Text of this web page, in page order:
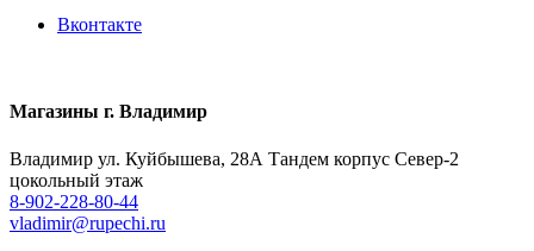
Вконтакте
Магазины г. Владимир
Владимир ул. Куйбышева, 28А Тандем корпус Север-2
цокольный этаж
8-902-228-80-44
vladimir@rupechi.ru